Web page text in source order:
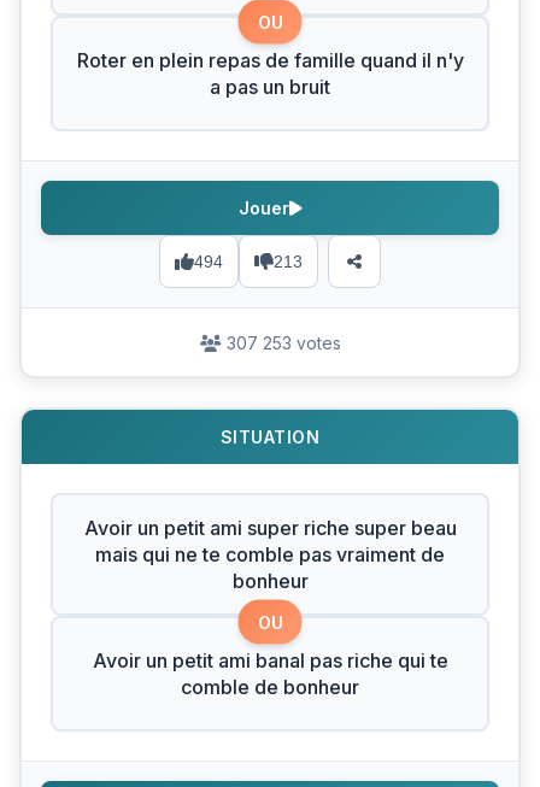
OU
Roter en plein repas de famille quand il n'y
a pas un bruit
494 213
Jouer
307 253 votes
SITUATION
Avoir un petit ami super riche super beau
mais qui ne te comble pas vraiment de
bonheur
OU
Avoir un petit ami banal pas riche qui te
comble de bonheur